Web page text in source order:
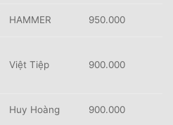
HAMMER 950.000
Việt Tiệp 900.000
Huy Hoàng 900.000